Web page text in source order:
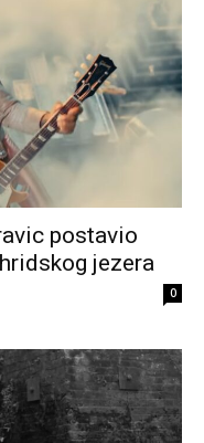
postavio
jezera
0